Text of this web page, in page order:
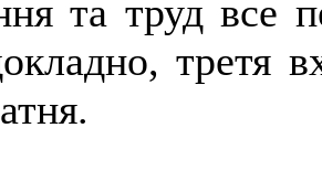
та труд все
третя